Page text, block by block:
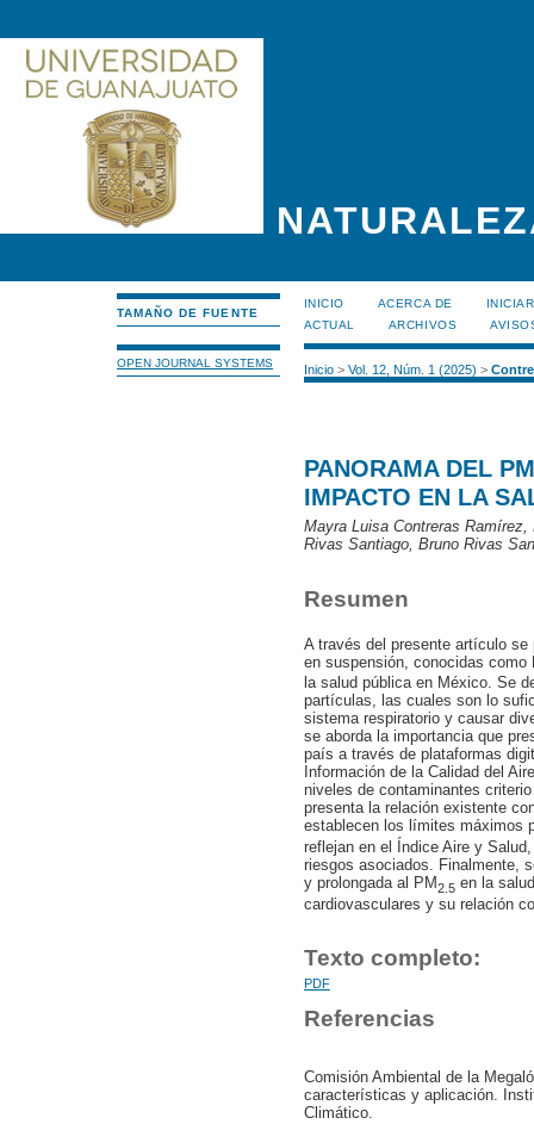
TAMAÑO DE FUENTE
OPEN JOURNAL SYSTEMS
INICIO ACERCA DE
ACTUAL
ARCHIVOS
Inicio> Vol. 12, Núm. 1 (2025) >
PANORAMA DEL
IMPACTO EN LA
Mayra Luisa Contreras Ramírez,
Rivas Santiago, Bruno Rivas
Resumen
A través del presente artículo
en suspensión, conocidas como
la salud pública en México. Se
partículas, las cuales son lo
sistema respiratorio y causar
se aborda la importancia que
país a través de plataformas
Información de la Calidad del
niveles de contaminantes
presenta la relación existente
establecen los límites máximos
reflejan en el Índice Aire y
riesgos asociados. Finalmente,
y prolongada al PM2.5en la
cardiovasculares y su relación
Texto completo:
PDF
Referencias
Comisión Ambiental de la
características y aplicación.
Climático.